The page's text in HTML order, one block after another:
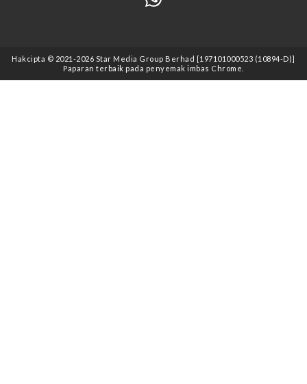
Hakcipta © 2021 -2026 Star Media Group Berhad [197101000523 (10894-D)]
Paparan terbaik pada penyemak imbas Chrome.